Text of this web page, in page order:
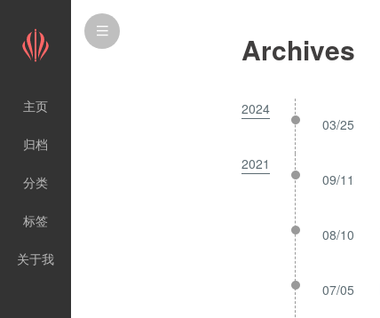
Archives
2024
03/25
2021
09/11
08/10
07/05
主页
归档
分类
标签
关于我